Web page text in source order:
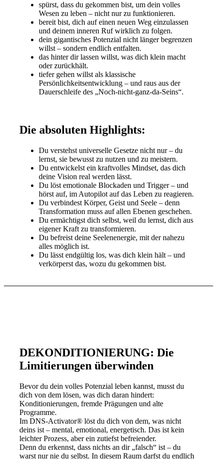
spürst, dass du gekommen bist, um dein volles
Wesen zu leben – nicht nur zu funktionieren.
bereit bist, dich auf einen neuen Weg einzulassen
und deinem inneren Ruf wirklich zu folgen.
dein gigantisches Potenzial nicht länger begrenzen
willst – sondern endlich entfalten.
das hinter dir lassen willst, was dich klein macht
oder zurückhält.
tiefer gehen willst als klassische
Persönlichkeitsentwicklung – und raus aus der
Dauerschleife des „Noch-nicht-ganz-da-Seins“.
Die absoluten Highlights:
Du verstehst universelle Gesetze nicht nur – du
lernst, sie bewusst zu nutzen und zu meistern.
Du entwickelst ein kraftvolles Mindset, das dich
deine Vision real werden lässt.
Du löst emotionale Blockaden und Trigger – und
hörst auf, im Autopilot auf das Leben zu reagieren.
Du verbindest Körper, Geist und Seele – denn
Transformation muss auf allen Ebenen geschehen.
Du ermächtigst dich selbst, weil du lernst, dich aus
eigener Kraft zu transformieren.
Du befreist deine Seelenenergie, mit der nahezu
alles möglich ist.
Du lässt endgültig los, was dich klein hält – und
verkörperst das, wozu du gekommen bist.
DEKONDITIONIERUNG: Die
Limitierungen überwinden
Bevor du dein volles Potenzial leben kannst, musst du
dich von dem lösen, was dich daran hindert:
Konditionierungen, fremde Prägungen und alte
Programme.
Im DNS-Activator® löst du dich von dem, was nicht
deins ist – mental, emotional, energetisch. Das ist kein
leichter Prozess, aber ein zutiefst befreiender.
Denn du erkennst, dass nichts an dir „falsch“ ist – du
warst nur nie du selbst. In diesem Raum darfst du endlich